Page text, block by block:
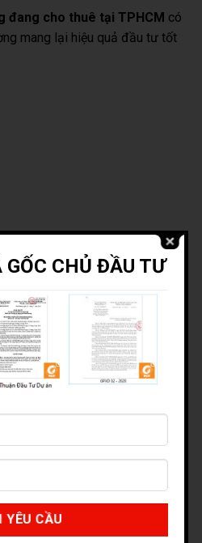
đang cho thuê tại TPHCM có
mang lại hiệu quả đầu tư tốt
nhuận cao
không chỉ dựa vào
khả năng tăng giá trong dài
Phòng TPHCM Nhanh
thường có giá trị từ hàng
đòi hỏi đơn vị môi giới có kinh
phù hợp.
CHỦ ĐẦU TƯ